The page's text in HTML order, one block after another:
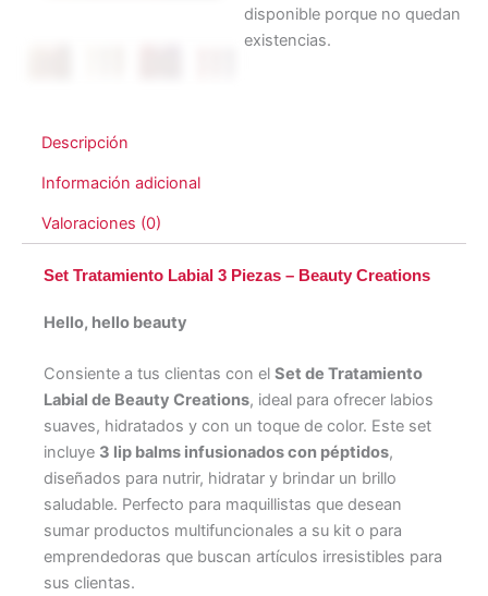
disponible porque no quedan
existencias.
Descripción
Información adicional
Valoraciones (0)
Set Tratamiento Labial 3 Piezas – Beauty Creations
Hello, hello beauty
Consiente a tus clientas con el Set de Tratamiento
Labial de Beauty Creations, ideal para ofrecer labios
suaves, hidratados y con un toque de color. Este set
incluye 3 lip balms infusionados con péptidos,
diseñados para nutrir, hidratar y brindar un brillo
saludable. Perfecto para maquillistas que desean
sumar productos multifuncionales a su kit o para
emprendedoras que buscan artículos irresistibles para
sus clientas.